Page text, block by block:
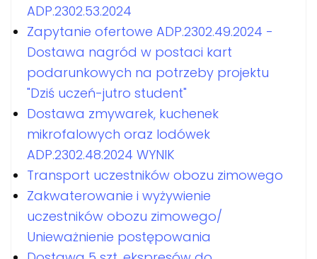
ADP.2302.53.2024
Zapytanie ofertowe ADP.2302.49.2024 -
Dostawa nagród w postaci kart
podarunkowych na potrzeby projektu
"Dziś uczeń-jutro student"
Dostawa zmywarek, kuchenek
mikrofalowych oraz lodówek
ADP.2302.48.2024 WYNIK
Transport uczestników obozu zimowego
Zakwaterowanie i wyżywienie
uczestników obozu zimowego/
Unieważnienie postępowania